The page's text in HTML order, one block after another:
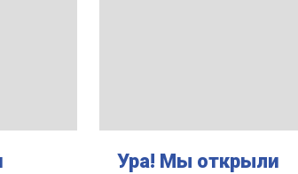
Ура! Мы открыли